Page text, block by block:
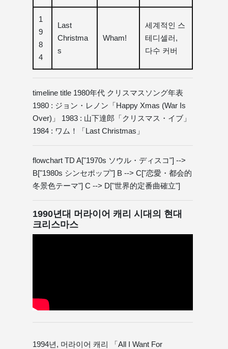
1
9
8
4
Last
Christma
s
Wham!
세계적인 스
테디셀러,
다수 커버
timeline title 1980年代 クリスマスソング年表
1980 : ジョン・レノン「Happy Xmas (War Is
Over)」 1983 : 山下達郎「クリスマス・イブ」
1984 : ワム！「Last Christmas」
flowchart TD A["1970s ソウル・ディスコ"] -->
B["1980s シンセポップ"] B --> C["恋愛・都会的
冬景色テーマ"] C --> D["世界的定番曲確立"]
1990년대 머라이어 캐리 시대의 현대
크리스마스
1994년, 머라이어 캐리 「All I Want For